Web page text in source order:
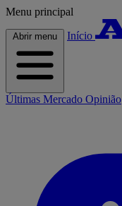
Menu principal
Abrir menu Início
Últimas Mercado Opinião